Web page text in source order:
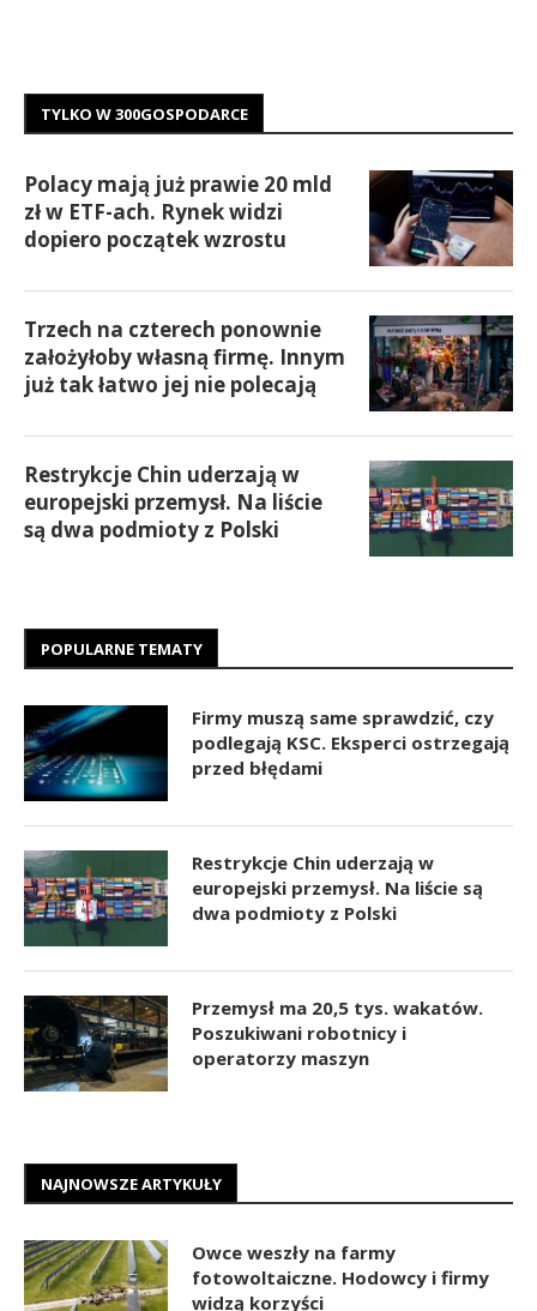
TYLKO W 300GOSPODARCE
Polacy mają już prawie 20 mld
zł w ETF-ach. Rynek widzi
dopiero początek wzrostu
Trzech na czterech ponownie
założyłoby własną firmę. Innym
już tak łatwo jej nie polecają
Restrykcje Chin uderzają w
europejski przemysł. Na liście
są dwa podmioty z Polski
POPULARNE TEMATY
Firmy muszą same sprawdzić, czy
podlegają KSC. Eksperci ostrzegają
przed błędami
Restrykcje Chin uderzają w
europejski przemysł. Na liście są
dwa podmioty z Polski
Przemysł ma 20,5 tys. wakatów.
Poszukiwani robotnicy i
operatorzy maszyn
NAJNOWSZE ARTYKUŁY
Owce weszły na farmy
fotowoltaiczne. Hodowcy i firmy
widzą korzyści